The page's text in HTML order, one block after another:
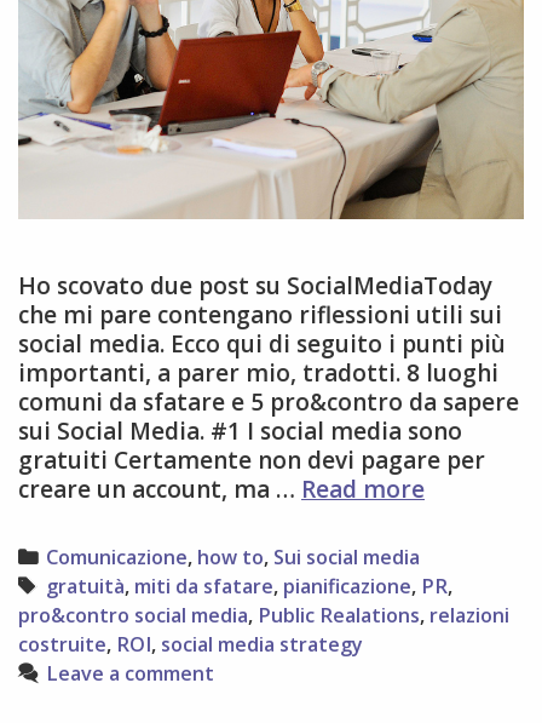
Ho scovato due post su SocialMediaToday
che mi pare contengano riflessioni utili sui
social media. Ecco qui di seguito i punti più
importanti, a parer mio, tradotti. 8 luoghi
comuni da sfatare e 5 pro&contro da sapere
sui Social Media. #1 I social media sono
gratuiti Certamente non devi pagare per
creare un account, ma … Read moreSocial
luoghi
comuni
da
Categories
Comunicazione, how to, Sui social media
Tags
gratuità, miti da sfatare, pianificazione, PR,
pro&contro social media, Public Realations, relazioni
costruite, ROI, social media strategy
Leave a comment